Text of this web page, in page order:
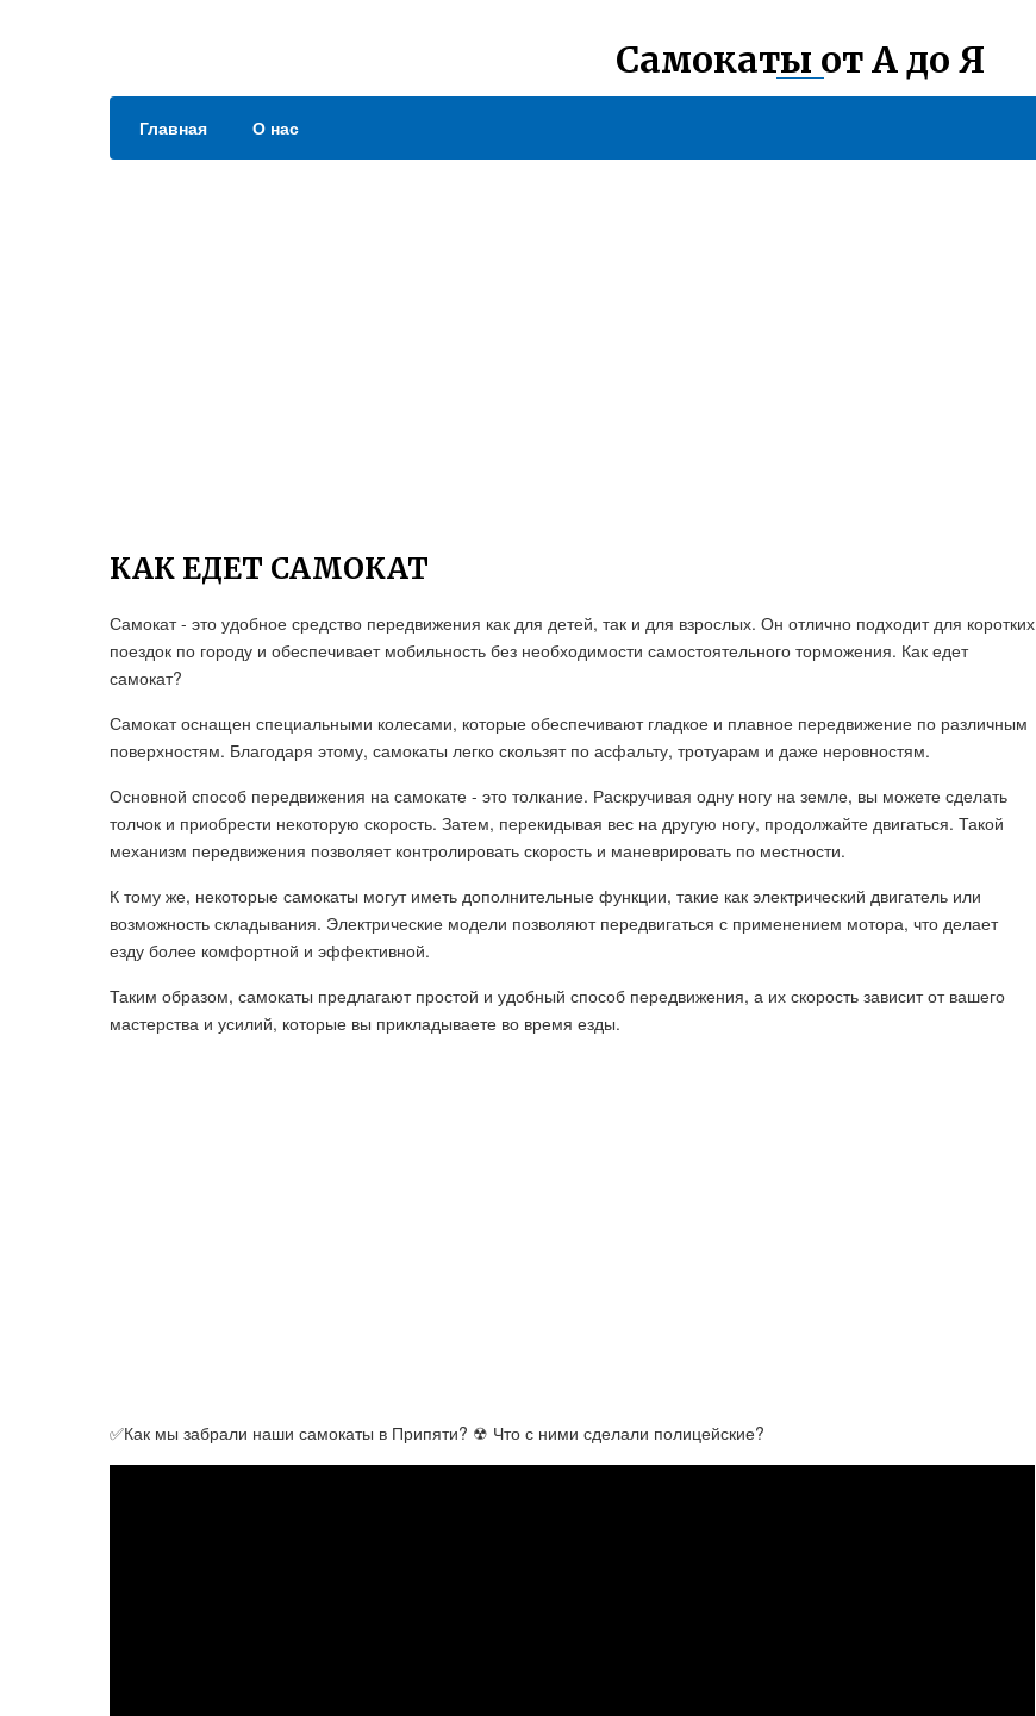
Самокаты от А до Я
Главная О нас
КАК ЕДЕТ САМОКАТ
Самокат - это удобное средство передвижения как для детей, так и для взрослых. Он отлично подходит для коротких
поездок по городу и обеспечивает мобильность без необходимости самостоятельного торможения. Как едет
самокат?
Самокат оснащен специальными колесами, которые обеспечивают гладкое и плавное передвижение по различным
поверхностям. Благодаря этому, самокаты легко скользят по асфальту, тротуарам и даже неровностям.
Основной способ передвижения на самокате - это толкание. Раскручивая одну ногу на земле, вы можете сделать
толчок и приобрести некоторую скорость. Затем, перекидывая вес на другую ногу, продолжайте двигаться. Такой
механизм передвижения позволяет контролировать скорость и маневрировать по местности.
К тому же, некоторые самокаты могут иметь дополнительные функции, такие как электрический двигатель или
возможность складывания. Электрические модели позволяют передвигаться с применением мотора, что делает
езду более комфортной и эффективной.
Таким образом, самокаты предлагают простой и удобный способ передвижения, а их скорость зависит от вашего
мастерства и усилий, которые вы прикладываете во время езды.
✅Как мы забрали наши самокаты в Припяти? ☢ Что с ними сделали полицейские?